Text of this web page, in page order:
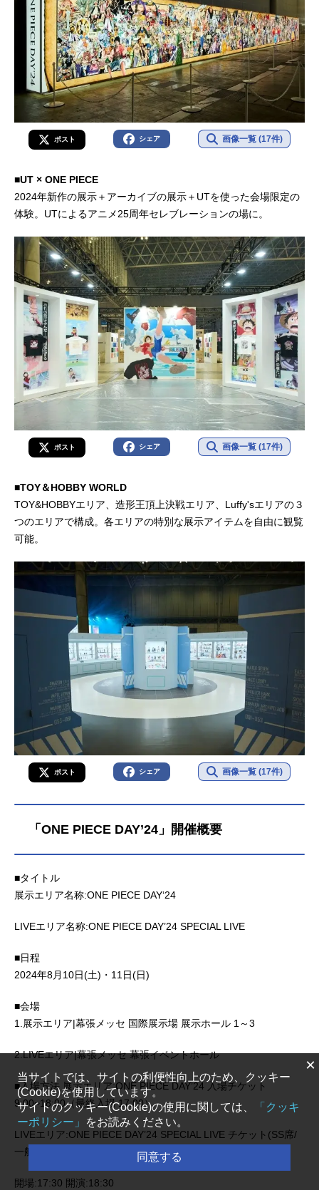
ポスト シェア 画像一覧 (17件)
■UT × ONE PIECE
2024年新作の展示＋アーカイブの展示＋UTを使った会場限定の
体験。UTによるアニメ25周年セレブレーションの場に。
ポスト シェア 画像一覧 (17件)
■TOY＆HOBBY WORLD
TOY&HOBBYエリア、造形王頂上決戦エリア、Luffy'sエリアの３
つのエリアで構成。各エリアの特別な展示アイテムを自由に観覧
可能。
ポスト シェア 画像一覧 (17件)
「ONE PIECE DAY’24」開催概要
■タイトル
展示エリア名称:ONE PIECE DAY‘24
LIVEエリア名称:ONE PIECE DAY’24 SPECIAL LIVE
■日程
2024年8月10日(土)・11日(日)
■会場
1.展示エリア|幕張メッセ 国際展示場 展示ホール 1～3
2.LIVEエリア|幕張メッセ 幕張イベントホール
■入場方法 展示エリア:ONE PIECE DAY’24 入場チケット
9:00~18:00（最終入場 17:00）
LIVEエリア:ONE PIECE DAY’24 SPECIAL LIVE チケット(SS席/
一般)
開場:17:30 開演:18:30
×
当サイトでは、サイトの利便性向上のため、クッキー
(Cookie)を使用しています。
サイトのクッキー(Cookie)の使用に関しては、
「クッキ
ーポリシー」
をお読みください。
同意する